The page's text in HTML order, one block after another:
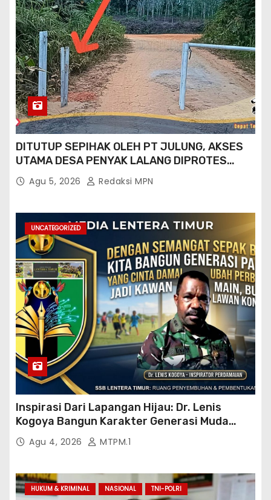
DITUTUP SEPIHAK OLEH PT JULUNG, AKSES
UTAMA DESA PENYAK LALANG DIPROTES
KADES DAN GPN 08
Agu 5, 2026 Redaksi MPN
UNCATEGORIZED
Inspirasi Dari Lapangan Hijau: Dr. Lenis
Kogoya Bangun Karakter Generasi Muda
PapuaAgu 4, 2026 MTPM.1
HUKUM & KRIMINAL NASIONAL TNI-POLRI